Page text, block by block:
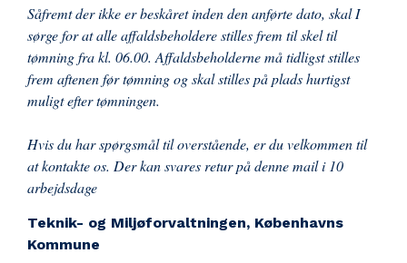
Såfremt der ikke er beskåret inden den anførte dato, skal I
sørge for at alle affaldsbeholdere stilles frem til skel til
tømning fra kl. 06.00. Affaldsbeholderne må tidligst stilles
frem aftenen før tømning og skal stilles på plads hurtigst
muligt efter tømningen.
Hvis du har spørgsmål til overstående, er du velkommen til
at kontakte os. Der kan svares retur på denne mail i 10
arbejdsdage
Teknik- og Miljøforvaltningen, Københavns
Kommune